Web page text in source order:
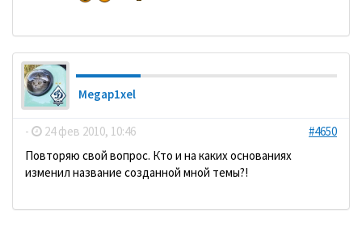
Megap1xel
- 24 фев 2010, 10:46
#4650
Повторяю свой вопрос. Кто и на каких основаниях
изменил название созданной мной темы?!